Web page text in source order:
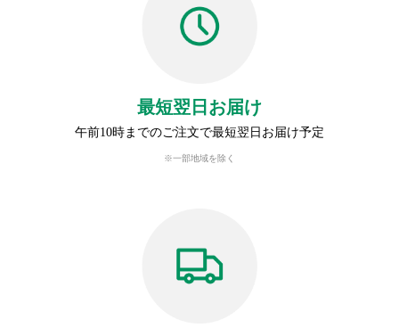
最短翌日お届け
午前10時までのご注文で最短翌日お届け予定
※一部地域を除く